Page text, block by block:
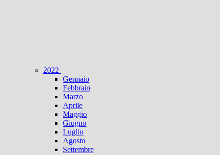
2022
Gennaio
Febbraio
Marzo
Aprile
Maggio
Giugno
Luglio
Agosto
Settembre